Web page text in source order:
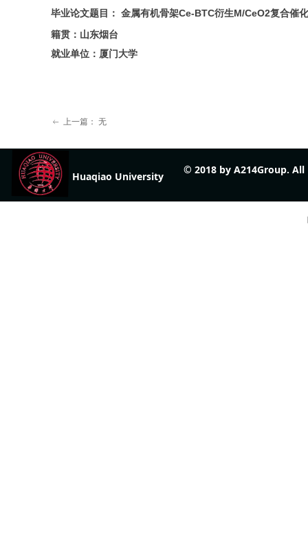
毕业论文题目： 金属有机骨架Ce-BTC衍生M/CeO2复合催
籍贯：山东烟台
就业单位：厦门大学
ꂃ 上一篇： 无
© 2018 by A214Group.
Huaqiao University